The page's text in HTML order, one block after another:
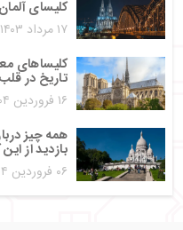
کلیسای آلمان
۱۷ مرداد ۱۴۰۳
کلیساهای
تاریخ در
۱۶ فروردین ۱۴۰۴
همه چیز
بازدید از
۰۶ فروردین ۱۴۰۴